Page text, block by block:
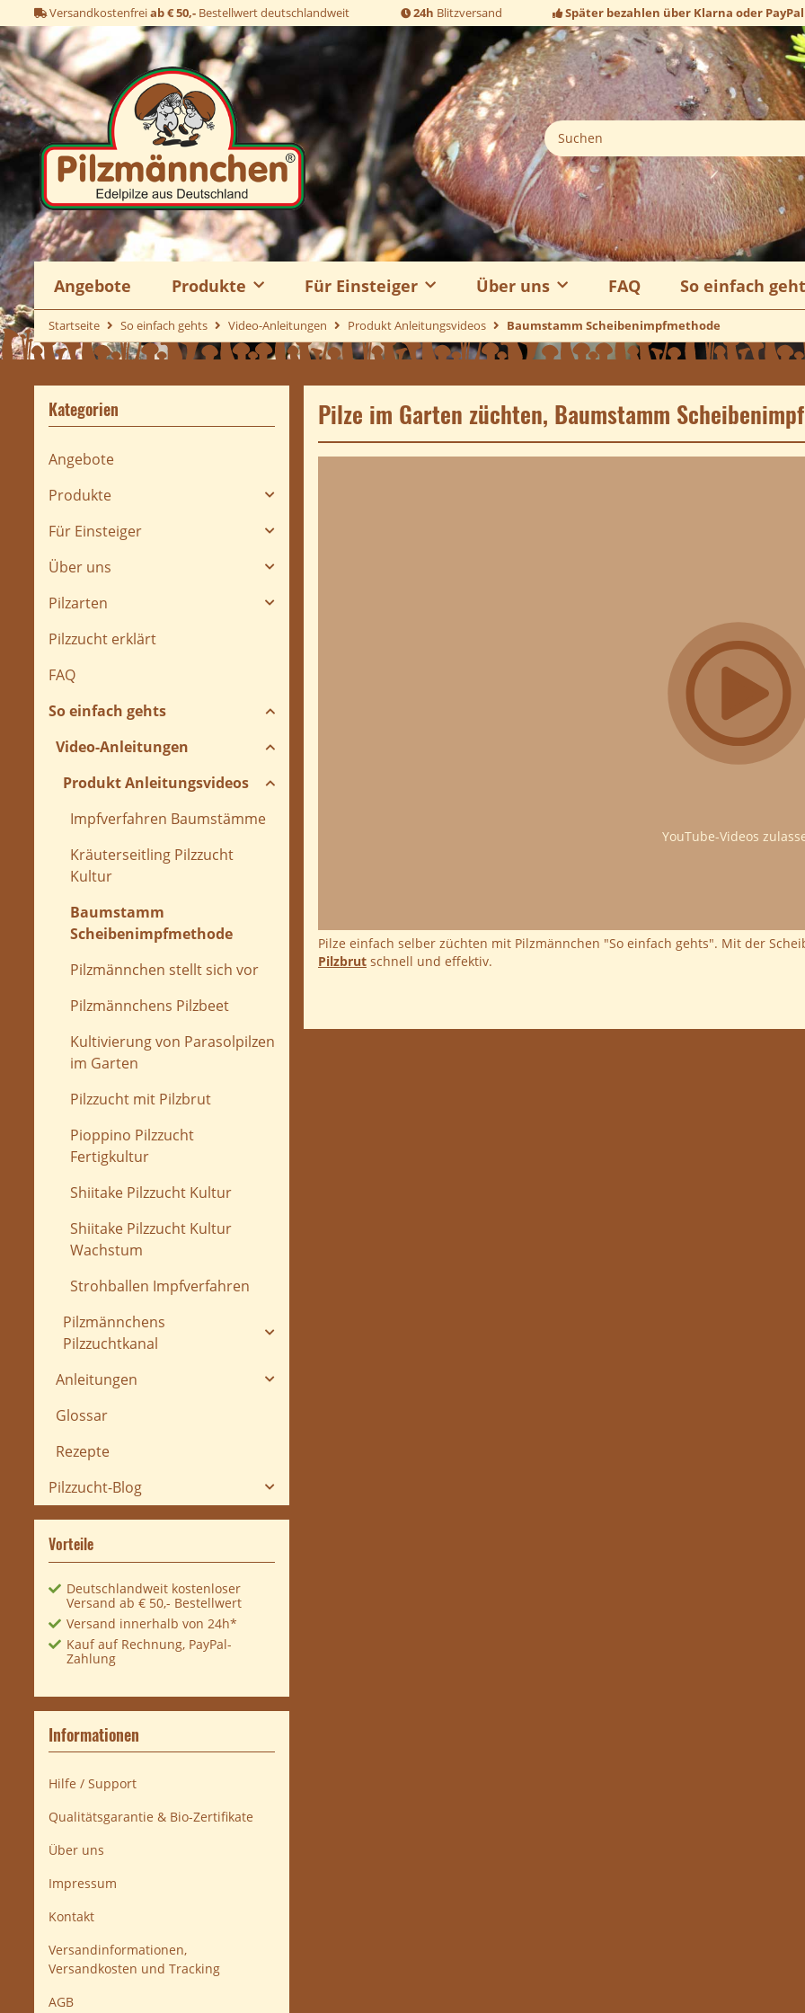
Versandkostenfreiab € 50,- Bestellwert deutschlandweit 24h Blitzversand Später bezahlen über Klarna oder PayPal
Angebote Produkte Für Einsteiger Über uns FAQ So einfach
Startseite So einfach gehts Video-Anleitungen Produkt Anleitungsvideos Baumstamm Scheibenimpfmethode
Pilze im Garten züchten, Baumstamm
YouTube-Videos
Pilze einfach selber züchten mit Pilzmännchen "So einfach gehts". Mit der
Pilzbrut schnell und effektiv.
Kategorien
Angebote
Produkte
Für Einsteiger
Über uns
Pilzarten
Pilzzucht erklärt
FAQ
So einfach gehts
Video-Anleitungen
Produkt Anleitungsvideos
Impfverfahren Baumstämme
Kräuterseitling Pilzzucht
Kultur
Baumstamm
Scheibenimpfmethode
Pilzmännchen stellt sich vor
Pilzmännchens Pilzbeet
Kultivierung von Parasolpilzen
im Garten
Pilzzucht mit Pilzbrut
Pioppino Pilzzucht
Fertigkultur
Shiitake Pilzzucht Kultur
Shiitake Pilzzucht Kultur
Wachstum
Strohballen Impfverfahren
Pilzmännchens
Pilzzuchtkanal
Anleitungen
Glossar
Rezepte
Pilzzucht-Blog
Vorteile
Deutschlandweit kostenloser
Versand ab € 50,- Bestellwert
Versand innerhalb von 24h*
Kauf auf Rechnung, PayPal-
Zahlung
Informationen
Hilfe / Support
Qualitätsgarantie & Bio-Zertifikate
Über uns
Impressum
Kontakt
Versandinformationen,
Versandkosten und Tracking
AGB